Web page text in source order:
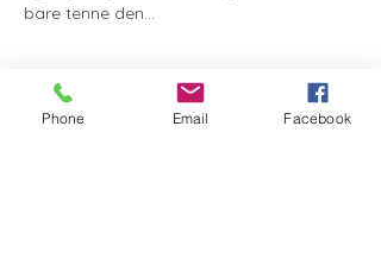
bare tenne den…
Phone Email Facebook